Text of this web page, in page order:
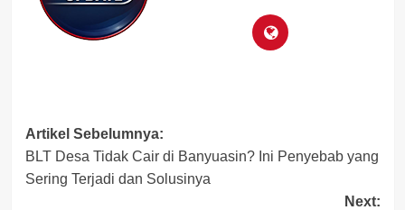
Post
navigation
Artikel Sebelumnya:
BLT Desa Tidak Cair di Banyuasin? Ini Penyebab yang
Sering Terjadi dan Solusinya
Next: